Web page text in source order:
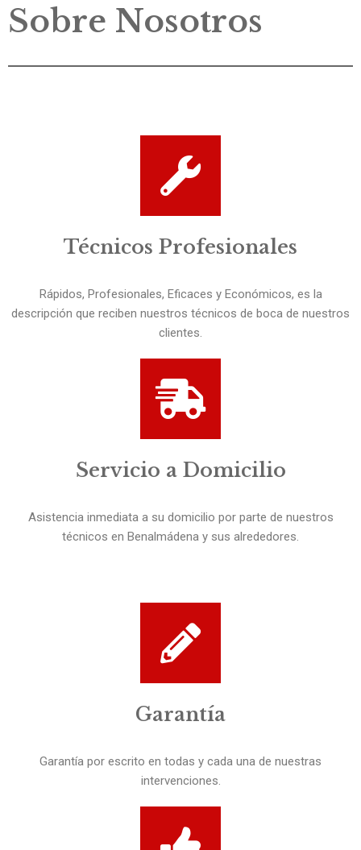
Sobre Nosotros
Técnicos Profesionales
Rápidos, Profesionales, Eficaces y Económicos, es la
descripción que reciben nuestros técnicos de boca de nuestros
clientes.
Servicio a Domicilio
Asistencia inmediata a su domicilio por parte de nuestros
técnicos en Benalmádena y sus alrededores.
Garantía
Garantía por escrito en todas y cada una de nuestras
intervenciones.